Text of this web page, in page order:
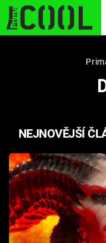
STARHOUSE
PLNEJ
Témata
Filmy
Seriály
NEJNOVĚJŠÍ